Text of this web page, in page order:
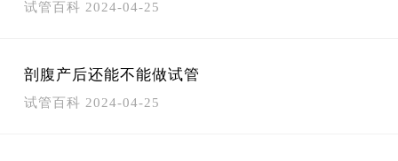
试管百科 2024-04-25
剖腹产后还能不能做试管
试管百科 2024-04-25